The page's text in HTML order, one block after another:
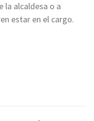
la alcaldesa o a
estar en el cargo.